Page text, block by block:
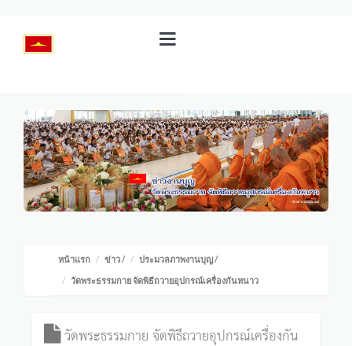
หน้าแรก ข่าว/ ประมวลภาพงานบุญ/
วัดพระธรรมกาย จัดพิธีถวายอุปกรณ์เครื่องกันหนาว
วัดพระธรรมกาย จัดพิธีถวายอุปกรณ์เครื่องกัน